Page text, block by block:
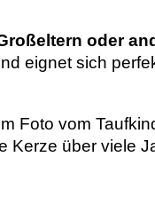
oder
eignet sich
Foto vom
über viele